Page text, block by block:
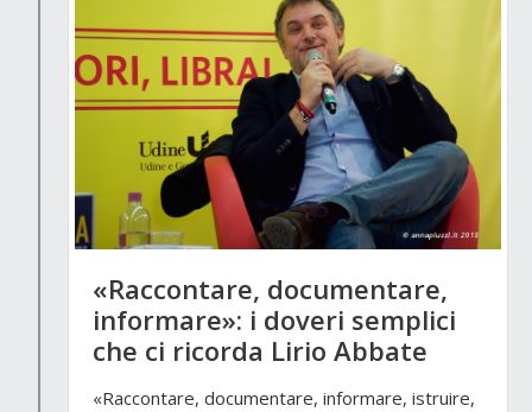
«Raccontare, documentare,
informare»: i doveri semplici
che ci ricorda Lirio Abbate
«Raccontare, documentare, informare, istruire,